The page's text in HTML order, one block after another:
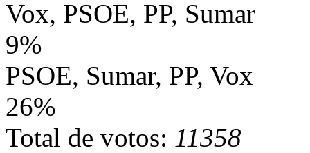
Vox, PSOE, PP, Sumar
9%
PSOE, Sumar, PP, Vox
26%
Total de votos: 11358